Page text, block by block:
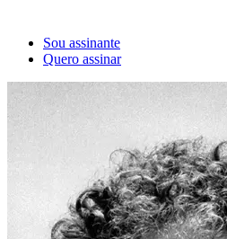
Sou assinante
Quero assinar